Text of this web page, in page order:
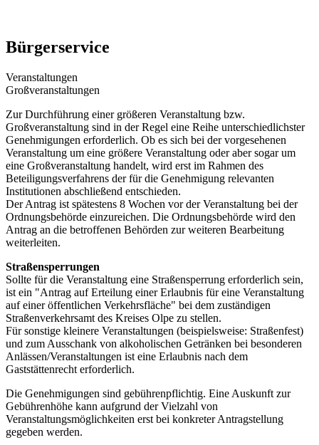
Bürgerservice
Veranstaltungen
Großveranstaltungen
Zur Durchführung einer größeren Veranstaltung bzw.
Großveranstaltung sind in der Regel eine Reihe unterschiedlichster
Genehmigungen erforderlich. Ob es sich bei der vorgesehenen
Veranstaltung um eine größere Veranstaltung oder aber sogar um
eine Großveranstaltung handelt, wird erst im Rahmen des
Beteiligungsverfahrens der für die Genehmigung relevanten
Institutionen abschließend entschieden.
Der Antrag ist spätestens 8 Wochen vor der Veranstaltung bei der
Ordnungsbehörde einzureichen. Die Ordnungsbehörde wird den
Antrag an die betroffenen Behörden zur weiteren Bearbeitung
weiterleiten.
Straßensperrungen
Sollte für die Veranstaltung eine Straßensperrung erforderlich sein,
ist ein "Antrag auf Erteilung einer Erlaubnis für eine Veranstaltung
auf einer öffentlichen Verkehrsfläche" bei dem zuständigen
Straßenverkehrsamt des Kreises Olpe zu stellen.
Für sonstige kleinere Veranstaltungen (beispielsweise: Straßenfest)
und zum Ausschank von alkoholischen Getränken bei besonderen
Anlässen/Veranstaltungen ist eine Erlaubnis nach dem
Gaststättenrecht erforderlich.
Die Genehmigungen sind gebührenpflichtig. Eine Auskunft zur
Gebührenhöhe kann aufgrund der Vielzahl von
Veranstaltungsmöglichkeiten erst bei konkreter Antragstellung
gegeben werden.